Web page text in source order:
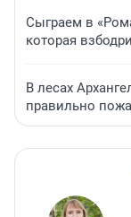
Сыграем в
которая
В лесах
правильно